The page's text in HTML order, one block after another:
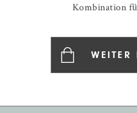
Kombination
WEITER